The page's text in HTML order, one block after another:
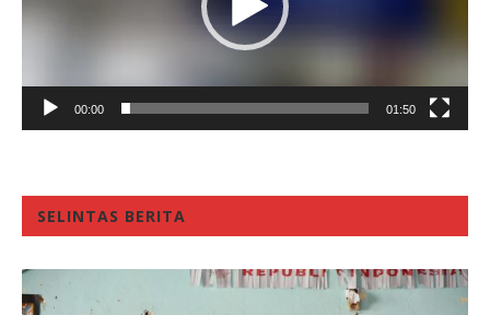
00:00 01:50
SELINTAS BERITA